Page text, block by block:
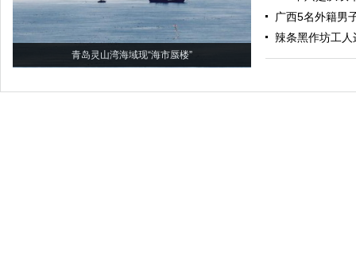
青岛灵山湾海域现“海市蜃楼”
广西5名外籍男
辣条黑作坊工